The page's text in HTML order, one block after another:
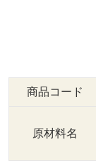
ートチーズと トマ
ムをたっぷりのせ
ードなどで活躍しま
生ハムとも相性良
------------ ⇒【チ
バタースコーン 英
製法 しっとりとし
商品コード
原材料名